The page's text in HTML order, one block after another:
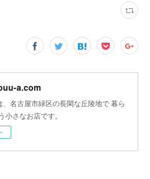
a.com
、名古屋市緑区の長閑な丘陵地で 暮ら
小さなお店です。